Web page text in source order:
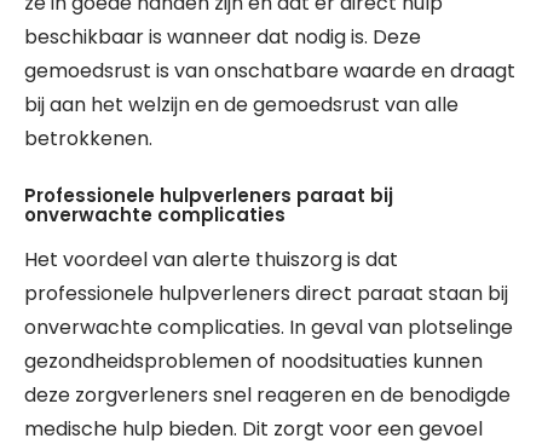
beschikbaar is wanneer dat nodig is. Deze
gemoedsrust is van onschatbare waarde en draagt
bij aan het welzijn en de gemoedsrust van alle
betrokkenen.
Professionele hulpverleners paraat bij
onverwachte complicaties
Het voordeel van alerte thuiszorg is dat
professionele hulpverleners direct paraat staan bij
onverwachte complicaties. In geval van plotselinge
gezondheidsproblemen of noodsituaties kunnen
deze zorgverleners snel reageren en de benodigde
medische hulp bieden. Dit zorgt voor een gevoel